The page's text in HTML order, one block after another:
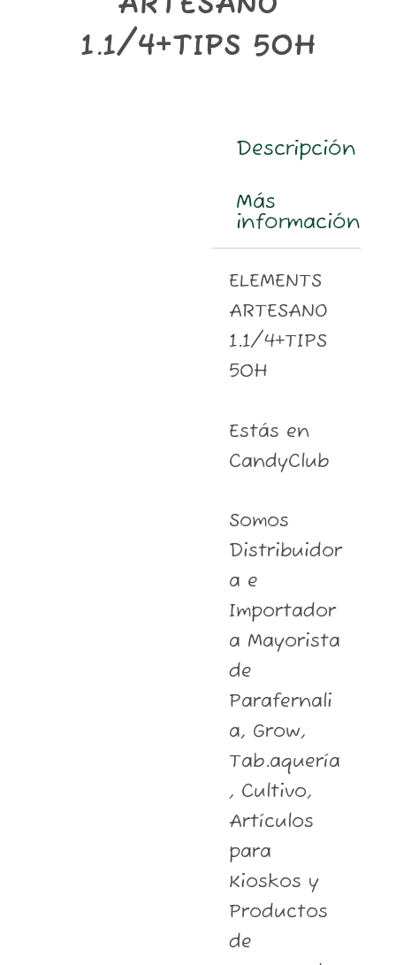
1.1/4+TIPS 50H
Descripción
Más
información
ELEMENTS
ARTESANO
1.1/4+TIPS
50H
Estás en
CandyClub
Somos
Distribuidor
a e
Importador
a Mayorista
de
Parafernali
a, Grow,
Tab.aquería
, Cultivo,
Artículos
para
Kioskos y
Productos
de